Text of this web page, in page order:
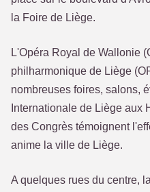
la Foire de Liège.
L'Opéra Royal de Wallonie
philharmonique de Liège
nombreuses foires, salons,
Internationale de Liège aux
des Congrès témoignent
anime la ville de Liège.
A quelques rues du centre,